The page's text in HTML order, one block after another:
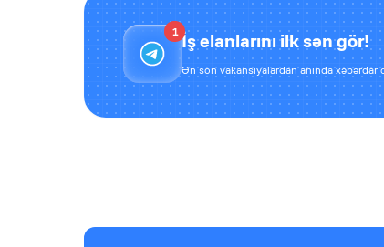
1 İş elanlarını ilk sən gör!
Ən son vakansiyalardan anında xəbərdar